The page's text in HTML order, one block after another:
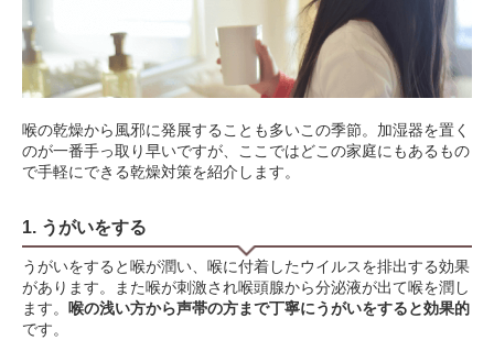
喉の乾燥から風邪に発展することも多いこの季節。加湿器を置く
のが一番手っ取り早いですが、ここではどこの家庭にもあるもの
で手軽にできる乾燥対策を紹介します。
1. うがいをする
うがいをすると喉が潤い、喉に付着したウイルスを排出する効果
があります。また喉が刺激され喉頭腺から分泌液が出て喉を潤し
ます。 喉の浅い方から声帯の方まで丁寧にうがいをすると効果的
です。